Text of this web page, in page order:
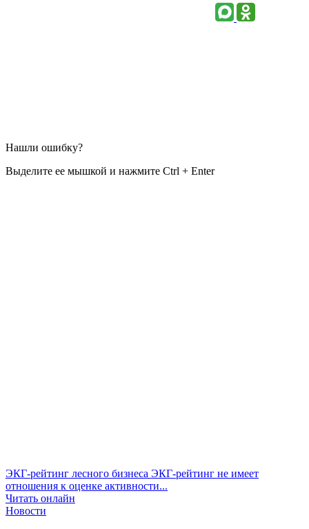
Нашли ошибку?
Выделите ее мышкой и нажмите Ctrl + Enter
ЭКГ-рейтинг лесного бизнеса ЭКГ-рейтинг не имеет
отношения к оценке активности...
Читать онлайн
Новости